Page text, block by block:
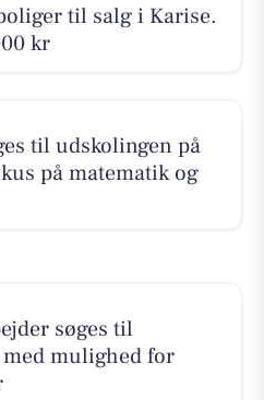
til salg i Karise.
kr
til udskolingen på
på matematik og
søges til
mulighed for